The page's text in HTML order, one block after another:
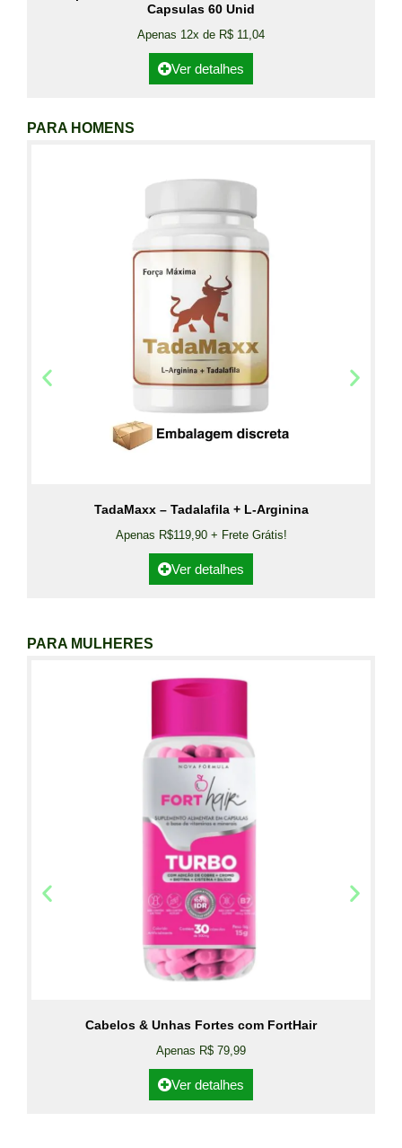
Capsulas 60 Unid
Apenas 12x de R$ 11,04
Ver detalhes
PARA HOMENS
TadaMaxx – Tadalafila + L-Arginina
Apenas R$119,90 + Frete Grátis!
Ver detalhes
PARA MULHERES
Cabelos & Unhas Fortes com FortHair
Apenas R$ 79,99
Ver detalhes